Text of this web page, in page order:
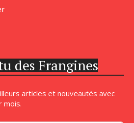
des Frangines
articles et nouveautés avec
mois.